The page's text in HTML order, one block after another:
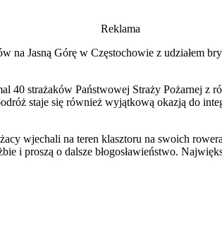
Reklama
na Jasną Górę w Częstochowie z udziałem
40 strażaków Państwowej Straży Pożarnej z
staje się również wyjątkową okazją do
wjechali na teren klasztoru na swoich
i proszą o dalsze błogosławieństwo.